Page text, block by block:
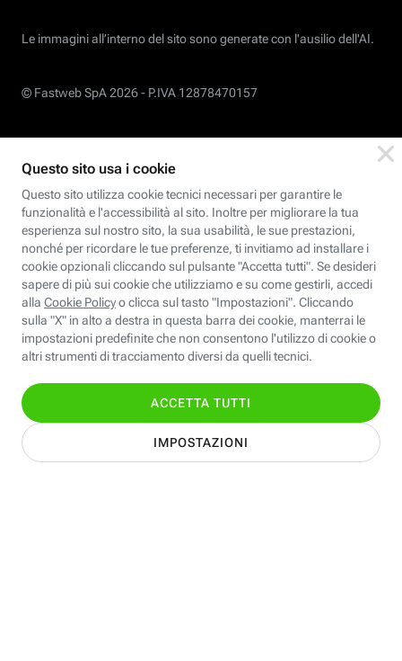
Le immagini all’interno del sito sono generate con l'ausilio dell'AI.
© Fastweb SpA 2026 - P.IVA 12878470157